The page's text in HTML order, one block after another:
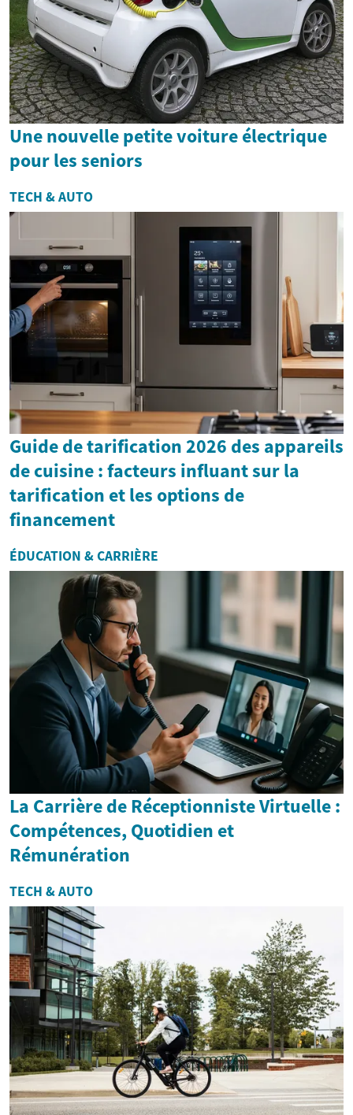
Une nouvelle petite voiture électrique
pour les seniors
TECH & AUTO
Guide de tarification 2026 des appareils
de cuisine : facteurs influant sur la
tarification et les options de
financement
ÉDUCATION & CARRIÈRE
La Carrière de Réceptionniste Virtuelle :
Compétences, Quotidien et
Rémunération
TECH & AUTO